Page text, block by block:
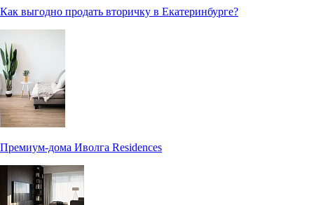
Как выгодно продать вторичку в Екатеринбурге?
Премиум-дома Иволга Residences